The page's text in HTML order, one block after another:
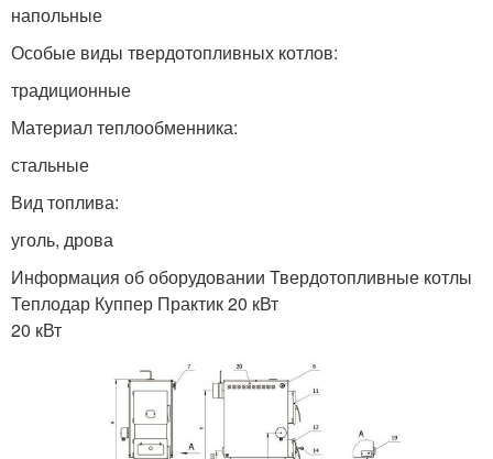
напольные
Особые виды твердотопливных котлов:
традиционные
Материал теплообменника:
стальные
Вид топлива:
уголь, дрова
Информация об оборудовании Твердотопливные котлы
Теплодар Куппер Практик 20 кВт
20 кВт